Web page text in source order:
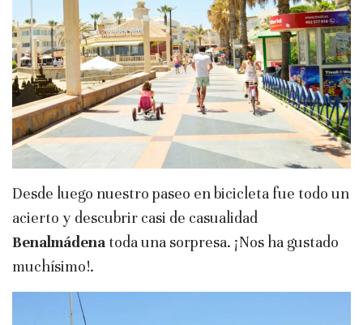
Desde luego nuestro paseo en bicicleta fue todo un
acierto y descubrir casi de casualidad
Benalmádena toda una sorpresa. ¡Nos ha gustado
muchísimo!.